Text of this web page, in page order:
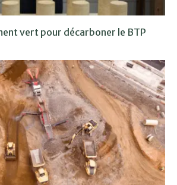
vert pour décarboner le BTP